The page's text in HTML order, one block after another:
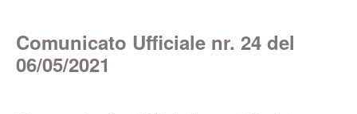
Comunicato Ufficiale nr. 24 del
06/05/2021